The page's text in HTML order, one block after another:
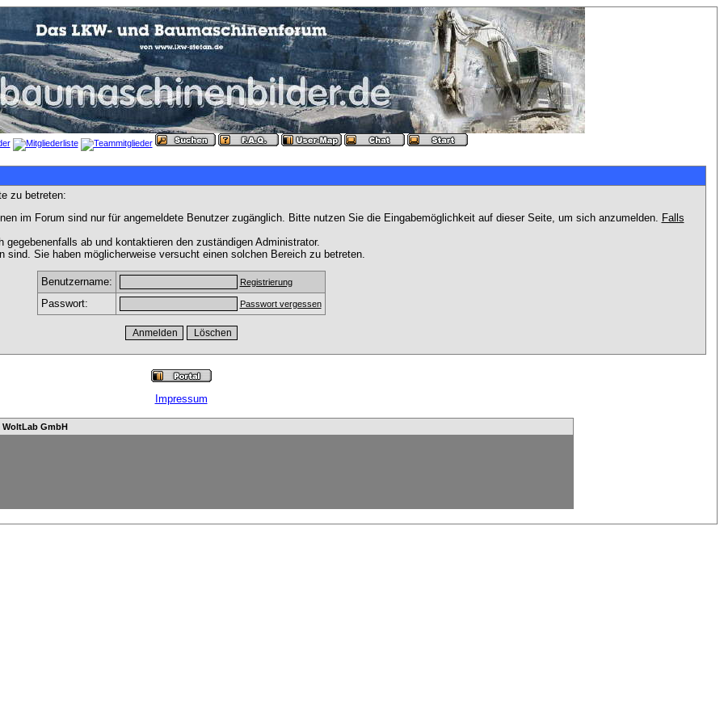
zu betreten:
im Forum sind nur für angemeldete Benutzer zugänglich. Bitte nutzen Sie die Eingabemöglichkeit auf dieser Seite, um sich anzumelden. Falls
ab und kontaktieren den zuständigen Administrator.
Sie haben möglicherweise versucht einen solchen Bereich zu betreten.
Benutzername: Registrierung
Passwort: Passwort vergessen
Impressum
WoltLab GmbH